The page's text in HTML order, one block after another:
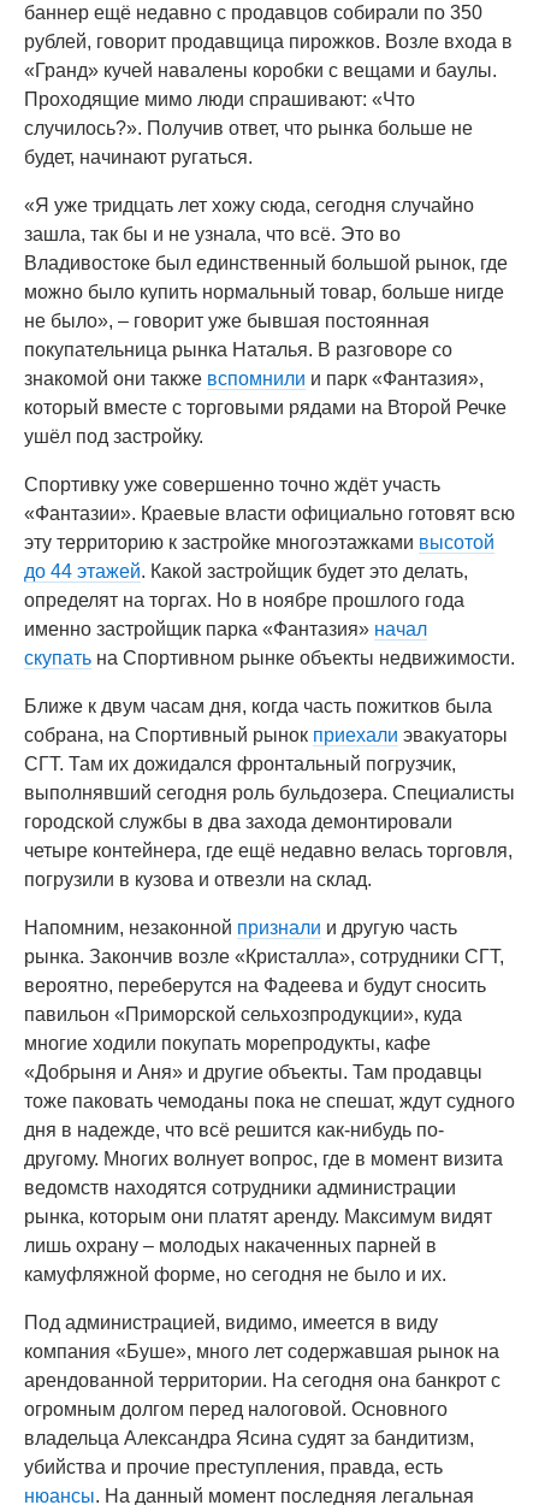
баннер ещё недавно с продавцов собирали по 350
рублей, говорит продавщица пирожков. Возле входа в
«Гранд» кучей навалены коробки с вещами и баулы.
Проходящие мимо люди спрашивают: «Что
случилось?». Получив ответ, что рынка больше не
будет, начинают ругаться.
«Я уже тридцать лет хожу сюда, сегодня случайно
зашла, так бы и не узнала, что всё. Это во
Владивостоке был единственный большой рынок, где
можно было купить нормальный товар, больше нигде
не было», – говорит уже бывшая постоянная
покупательница рынка Наталья. В разговоре со
знакомой они также вспомнили и парк «Фантазия»,
который вместе с торговыми рядами на Второй Речке
ушёл под застройку.
Спортивку уже совершенно точно ждёт участь
«Фантазии». Краевые власти официально готовят всю
эту территорию к застройке многоэтажками высотой
до 44 этажей. Какой застройщик будет это делать,
определят на торгах. Но в ноябре прошлого года
именно застройщик парка «Фантазия» начал
скупать на Спортивном рынке объекты недвижимости.
Ближе к двум часам дня, когда часть пожитков была
собрана, на Спортивный рынок приехали эвакуаторы
СГТ. Там их дожидался фронтальный погрузчик,
выполнявший сегодня роль бульдозера. Специалисты
городской службы в два захода демонтировали
четыре контейнера, где ещё недавно велась торговля,
погрузили в кузова и отвезли на склад.
Напомним, незаконной признали и другую часть
рынка. Закончив возле «Кристалла», сотрудники СГТ,
вероятно, переберутся на Фадеева и будут сносить
павильон «Приморской сельхозпродукции», куда
многие ходили покупать морепродукты, кафе
«Добрыня и Аня» и другие объекты. Там продавцы
тоже паковать чемоданы пока не спешат, ждут судного
дня в надежде, что всё решится как-нибудь по-
другому. Многих волнует вопрос, где в момент визита
ведомств находятся сотрудники администрации
рынка, которым они платят аренду. Максимум видят
лишь охрану – молодых накаченных парней в
камуфляжной форме, но сегодня не было и их.
Под администрацией, видимо, имеется в виду
компания «Буше», много лет содержавшая рынок на
арендованной территории. На сегодня она банкрот с
огромным долгом перед налоговой. Основного
владельца Александра Ясина судят за бандитизм,
убийства и прочие преступления, правда, есть
нюансы. На данный момент последняя легальная